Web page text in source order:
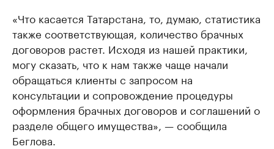
«Что касается Татарстана, то, думаю, статистика
также соответствующая, количество брачных
договоров растет. Исходя из нашей практики,
могу сказать, что к нам также чаще начали
обращаться клиенты с запросом на
консультации и сопровождение процедуры
оформления брачных договоров и соглашений о
разделе общего имущества», — сообщила
Беглова.